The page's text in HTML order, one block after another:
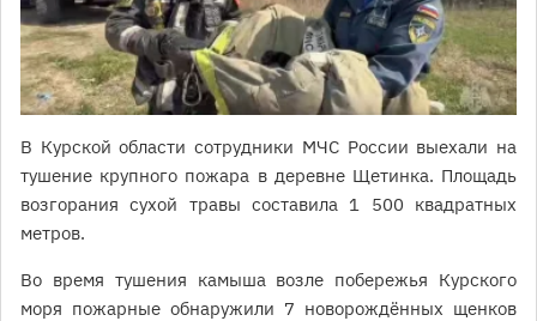
В Курской области сотрудники МЧС России выехали на
тушение крупного пожара в деревне Щетинка. Площадь
возгорания сухой травы составила 1 500 квадратных
метров.
Во время тушения камыша возле побережья Курского
моря пожарные обнаружили 7 новорождённых щенков